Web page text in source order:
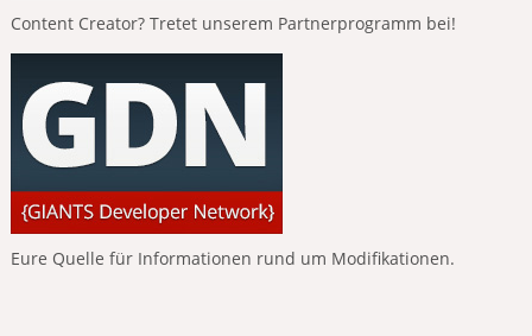
Content Creator? Tretet unserem Partnerprogramm bei!
Eure Quelle für Informationen rund um Modifikationen.